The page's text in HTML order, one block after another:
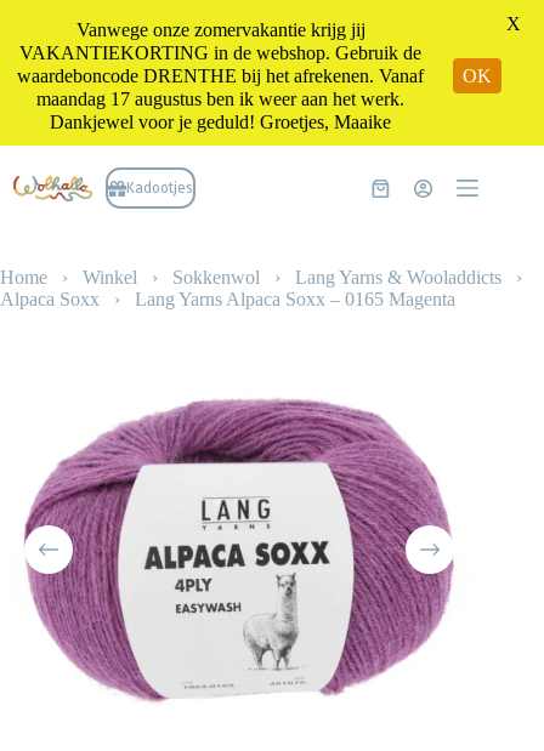
naar
de
Kadootjes Winkelwagen
Home › Winkel › Sokkenwol › Lang Yarns & Wooladdicts ›
Alpaca Soxx › Lang Yarns Alpaca Soxx – 0165 Magenta
Vanwege onze zomervakantie krijg jij
VAKANTIEKORTING in de webshop. Gebruik de
waardeboncode DRENTHE bij het afrekenen. Vanaf
maandag 17 augustus ben ik weer aan het werk.
Dankjewel voor je geduld! Groetjes, Maaike
OK
X